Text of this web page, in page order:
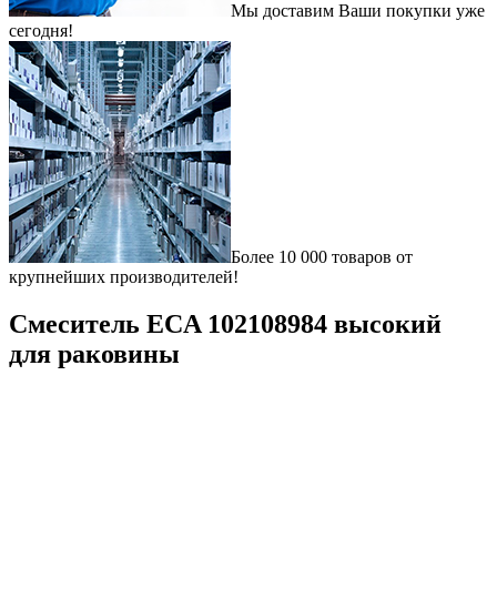
Мы доставим Ваши покупки уже
сегодня!
Более 10 000 товаров от
крупнейших производителей!
Смеситель ECA 102108984 высокий
для раковины